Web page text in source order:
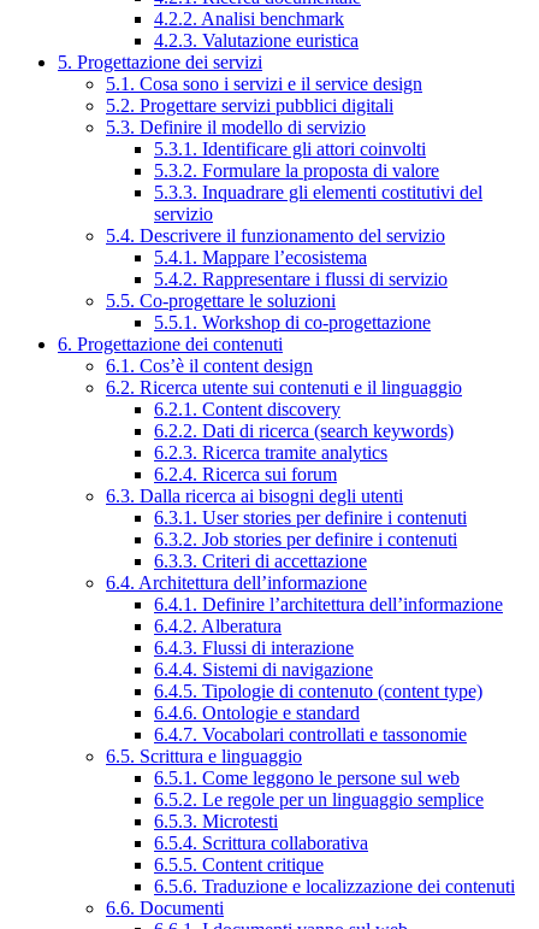
4.2.2. Analisi benchmark
4.2.3. Valutazione euristica
5. Progettazione dei servizi
5.1. Cosa sono i servizi e il service design
5.2. Progettare servizi pubblici digitali
5.3. Definire il modello di servizio
5.3.1. Identificare gli attori coinvolti
5.3.2. Formulare la proposta di valore
5.3.3. Inquadrare gli elementi costitutivi del
servizio
5.4. Descrivere il funzionamento del servizio
5.4.1. Mappare l’ecosistema
5.4.2. Rappresentare i flussi di servizio
5.5. Co-progettare le soluzioni
5.5.1. Workshop di co-progettazione
6. Progettazione dei contenuti
6.1. Cos’è il content design
6.2. Ricerca utente sui contenuti e il linguaggio
6.2.1. Content discovery
6.2.2. Dati di ricerca (search keywords)
6.2.3. Ricerca tramite analytics
6.2.4. Ricerca sui forum
6.3. Dalla ricerca ai bisogni degli utenti
6.3.1. User stories per definire i contenuti
6.3.2. Job stories per definire i contenuti
6.3.3. Criteri di accettazione
6.4. Architettura dell’informazione
6.4.1. Definire l’architettura dell’informazione
6.4.2. Alberatura
6.4.3. Flussi di interazione
6.4.4. Sistemi di navigazione
6.4.5. Tipologie di contenuto (content type)
6.4.6. Ontologie e standard
6.4.7. Vocabolari controllati e tassonomie
6.5. Scrittura e linguaggio
6.5.1. Come leggono le persone sul web
6.5.2. Le regole per un linguaggio semplice
6.5.3. Microtesti
6.5.4. Scrittura collaborativa
6.5.5. Content critique
6.5.6. Traduzione e localizzazione dei contenuti
6.6. Documenti